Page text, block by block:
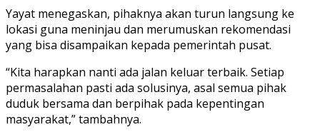
Yayat menegaskan, pihaknya akan turun langsung ke
lokasi guna meninjau dan merumuskan rekomendasi
yang bisa disampaikan kepada pemerintah pusat.
“Kita harapkan nanti ada jalan keluar terbaik. Setiap
permasalahan pasti ada solusinya, asal semua pihak
duduk bersama dan berpihak pada kepentingan
masyarakat,” tambahnya.